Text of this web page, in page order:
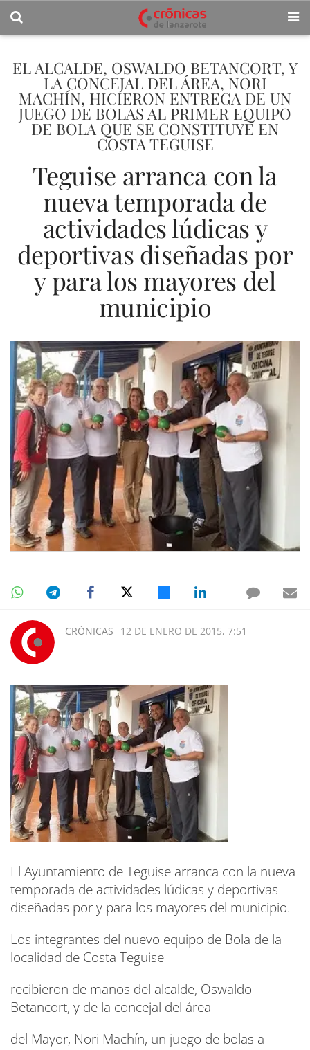
EL ALCALDE, OSWALDO BETANCORT, Y
LA CONCEJAL DEL ÁREA, NORI
MACHÍN, HICIERON ENTREGA DE UN
JUEGO DE BOLAS AL PRIMER EQUIPO
DE BOLA QUE SE CONSTITUYE EN
COSTA TEGUISE
Teguise arranca con la
nueva temporada de
actividades lúdicas y
deportivas diseñadas por
y para los mayores del
municipio
CRÓNICAS 12 DE ENERO DE 2015, 7:51
El Ayuntamiento de Teguise arranca con la nueva
temporada de actividades lúdicas y deportivas
diseñadas por y para los mayores del municipio.
Los integrantes del nuevo equipo de Bola de la
localidad de Costa Teguise
recibieron de manos del alcalde, Oswaldo
Betancort, y de la concejal del área
del Mayor, Nori Machín, un juego de bolas a